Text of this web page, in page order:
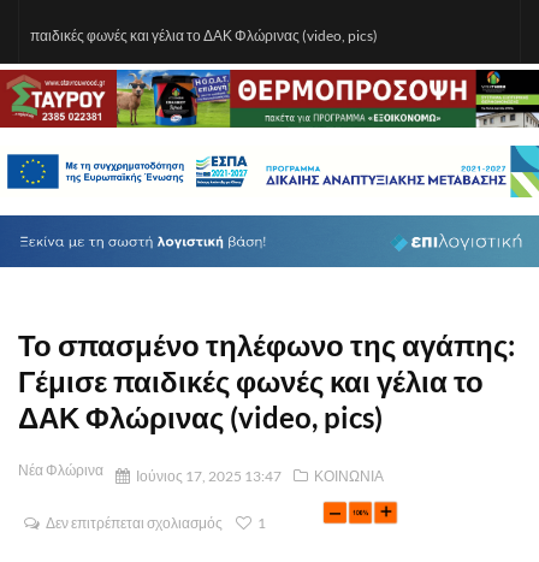
παιδικές φωνές και γέλια το ΔΑΚ Φλώρινας (video, pics)
Το σπασμένο τηλέφωνο της αγάπης:
Γέμισε παιδικές φωνές και γέλια το
ΔΑΚ Φλώρινας (video, pics)
Νέα Φλώρινα Ιούνιος 17, 2025 13:47 ΚΟΙΝΩΝΙΑ
Δεν επιτρέπεται σχολιασμός 1